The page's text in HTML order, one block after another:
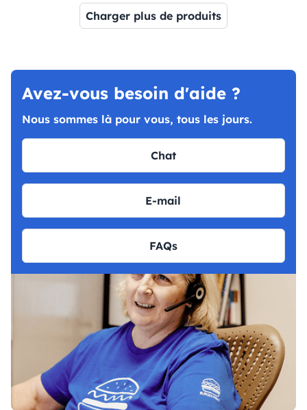
Charger plus de produits
Avez-vous besoin d'aide ?
Nous sommes là pour vous, tous les jours.
Chat
E-mail
FAQs